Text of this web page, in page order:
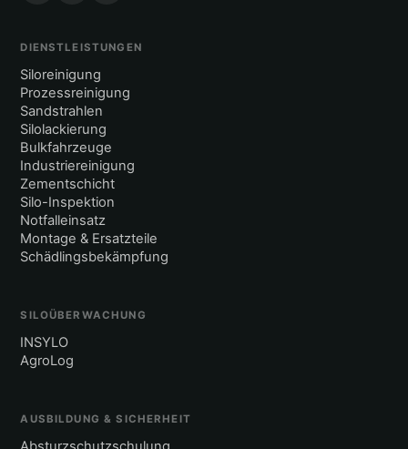
DIENSTLEISTUNGEN
Siloreinigung
Prozessreinigung
Sandstrahlen
Silolackierung
Bulkfahrzeuge
Industriereinigung
Zementschicht
Silo-Inspektion
Notfalleinsatz
Montage & Ersatzteile
Schädlingsbekämpfung
SILOÜBERWACHUNG
INSYLO
AgroLog
AUSBILDUNG & SICHERHEIT